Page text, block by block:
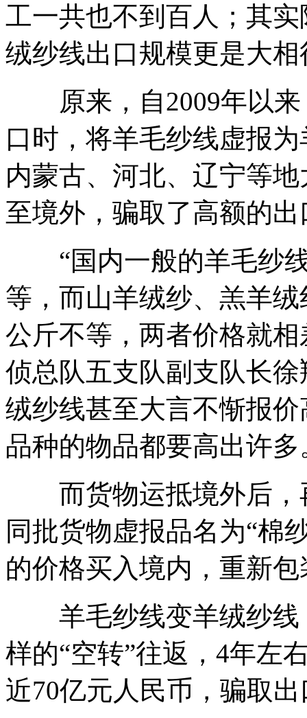
工一共也不到百人；其
绒纱线出口规模更是大相
原来，自2009年以来
口时，将羊毛纱线虚报
内蒙古、河北、辽宁等
至境外，骗取了高额的
“国内一般的羊毛纱线
等，而山羊绒纱、羔羊
公斤不等，两者价格就
侦总队五支队副支队长
绒纱线甚至大言不惭报
品种的物品都要高出许多
而货物运抵境外后，
同批货物虚报品名为“棉
的价格买入境内，重新
羊毛纱线变羊绒纱线
样的“空转”往返，4年左
近70亿元人民币，骗取